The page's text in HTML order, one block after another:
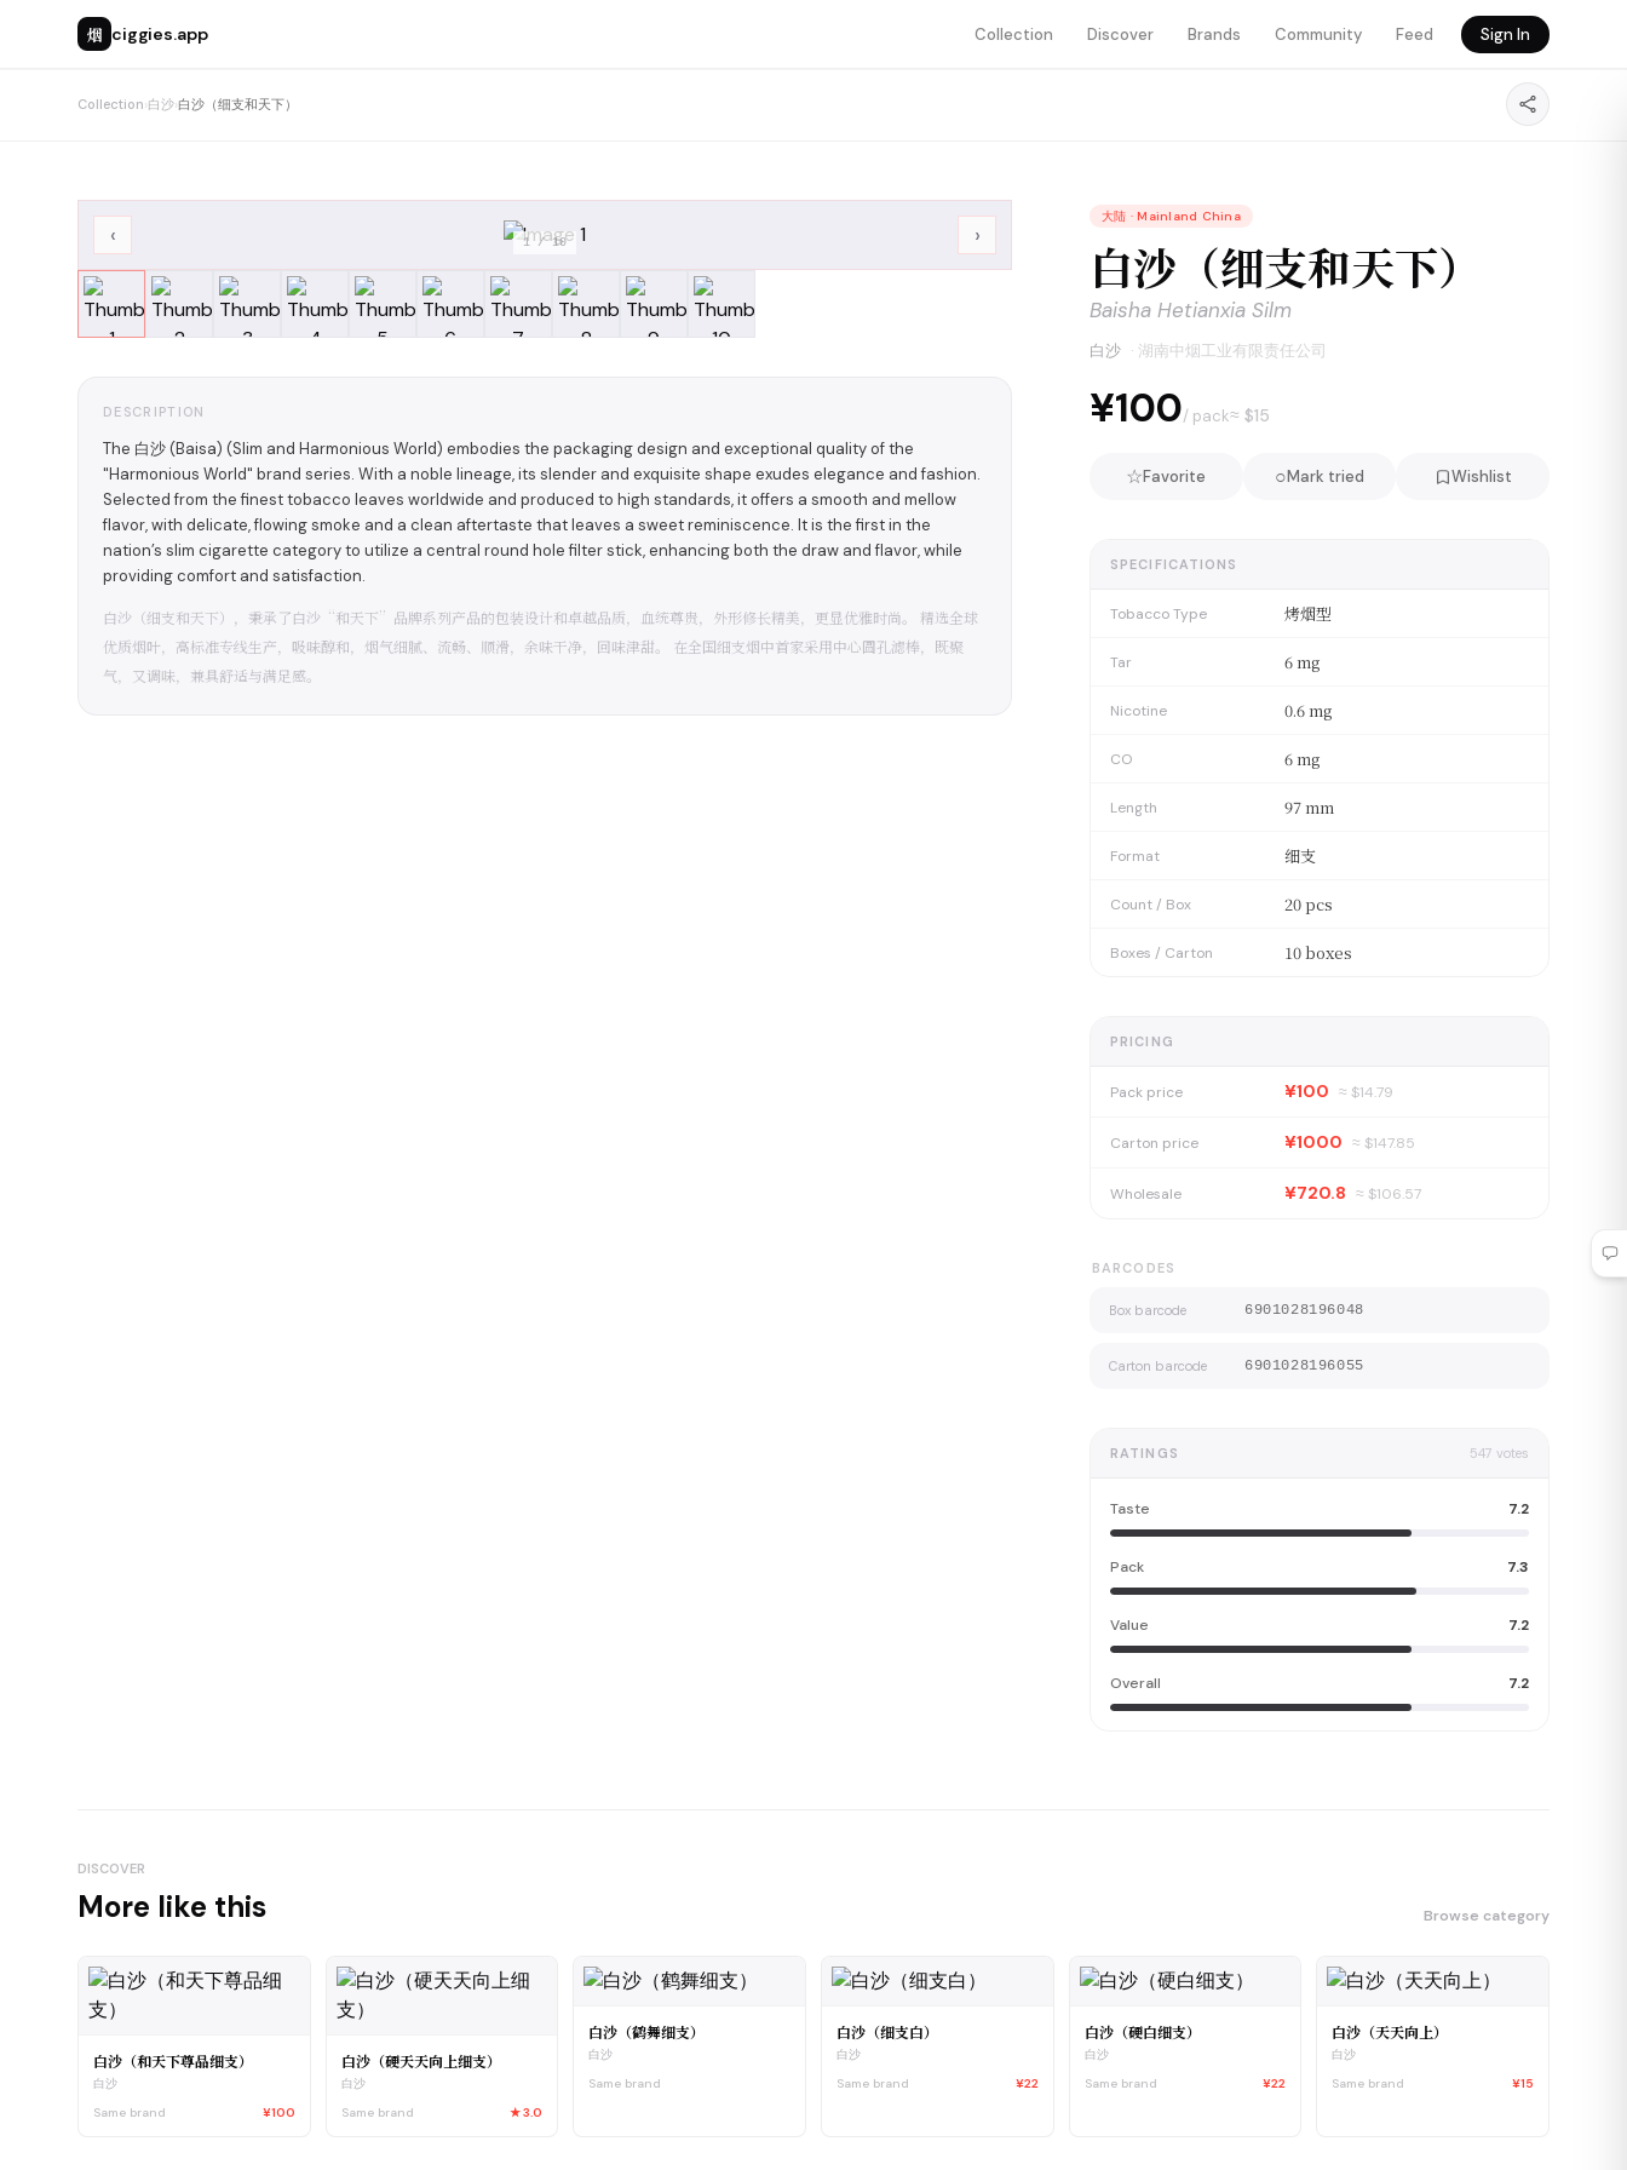
烟 ciggies.app Collection Discover Brands Community Feed Sign In
Collection›白沙›白沙（细支和天下）
‹ ›
1 /10
DESCRIPTION
The 白沙 (Baisa) (Slim and Harmonious World) embodies the packaging design and exceptional quality of the
"Harmonious World" brand series. With a noble lineage, its slender and exquisite shape exudes elegance and fashion.
Selected from the finest tobacco leaves worldwide and produced to high standards, it offers a smooth and mellow
flavor, with delicate, flowing smoke and a clean aftertaste that leaves a sweet reminiscence. It is the first in the
nation’s slim cigarette category to utilize a central round hole filter stick, enhancing both the draw and flavor, while
providing comfort and satisfaction.
白沙（细支和天下），秉承了白沙“和天下”品牌系列产品的包装设计和卓越品质，血统尊贵，外形修长精美，更显优雅时尚。 精选全球
优质烟叶，高标准专线生产，吸味醇和，烟气细腻、流畅、顺滑，余味干净，回味津甜。 在全国细支烟中首家采用中心圆孔滤棒，既聚
气，又调味，兼具舒适与满足感。
大陆 · Mainland China
白沙（细支和天下）
Baisha Hetianxia Silm
白沙 · 湖南中烟工业有限责任公司
¥100/ pack≈ $15
☆Favorite ○Mark tried Wishlist
SPECIFICATIONS
Tobacco Type 烤烟型
Tar 6 mg
Nicotine 0.6 mg
CO 6 mg
Length 97 mm
Format 细支
Count / Box 20 pcs
Boxes / Carton 10 boxes
PRICING
Pack price ¥100 ≈ $14.79
Carton price ¥1000 ≈ $147.85
Wholesale ¥720.8 ≈ $106.57
BARCODES
Box barcode 6901028196048
Carton barcode 6901028196055
RATINGS 547 votes
Taste 7.2
Pack 7.3
Value 7.2
Overall 7.2
DISCOVER
More like this Browse category
白沙（和天下尊品细支）
白沙
Same brand
¥100
白沙（硬天天向上细支）
白沙
Same brand
★3.0
白沙（鹤舞细支）
白沙
Same brand
白沙（细支白）
白沙
Same brand
¥22
白沙（硬白细支）
白沙
Same brand
¥22
白沙（天天向上）
白沙
Same brand
¥15